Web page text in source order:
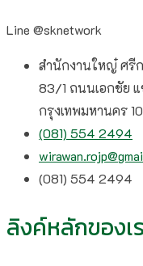
Line @sknetwork
สำนักงานใหญ๋ ศรี
83/1 ถนนเอกชัย
กรุงเทพมหานคร
(081) 554 2494​
(081) 554 2494​
ลิงค์หลักของเ